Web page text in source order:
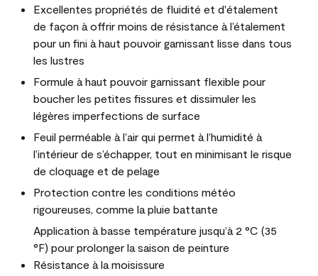
Excellentes propriétés de fluidité et d'étalement
de façon à offrir moins de résistance à l’étalement
pour un fini à haut pouvoir garnissant lisse dans tous
les lustres
Formule à haut pouvoir garnissant flexible pour
boucher les petites fissures et dissimuler les
légères imperfections de surface
Feuil perméable à l’air qui permet à l’humidité à
l’intérieur de s’échapper, tout en minimisant le risque
de cloquage et de pelage
Protection contre les conditions météo
rigoureuses, comme la pluie battante
Application à basse température jusqu’à 2 °C (35
°F) pour prolonger la saison de peinture
Résistance à la moisissure